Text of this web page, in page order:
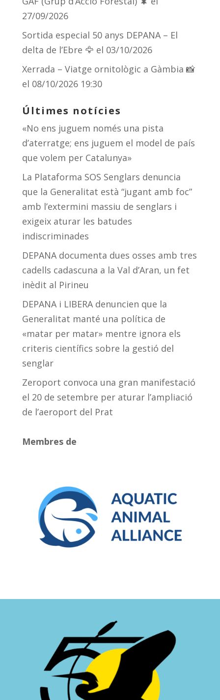
27/09/2026
Sortida especial 50 anys DEPANA – El
delta de l’Ebre 🦅 el 03/10/2026
Xerrada – Viatge ornitològic a Gàmbia 📸
el 08/10/2026 19:30
Últimes notícies
«No ens juguem només una pista
d’aterratge; ens juguem el model de país
que volem per Catalunya»
La Plataforma SOS Senglars denuncia
que la Generalitat està “jugant amb foc”
amb l’extermini massiu de senglars i
exigeix aturar les batudes
indiscriminades
DEPANA documenta dues osses amb tres
cadells cadascuna a la Val d’Aran, un fet
inèdit al Pirineu
DEPANA i LIBERA denuncien que la
Generalitat manté una política de
«matar per matar» mentre ignora els
criteris científics sobre la gestió del
senglar
Zeroport convoca una gran manifestació
el 20 de setembre per aturar l’ampliació
de l’aeroport del Prat
Membres de